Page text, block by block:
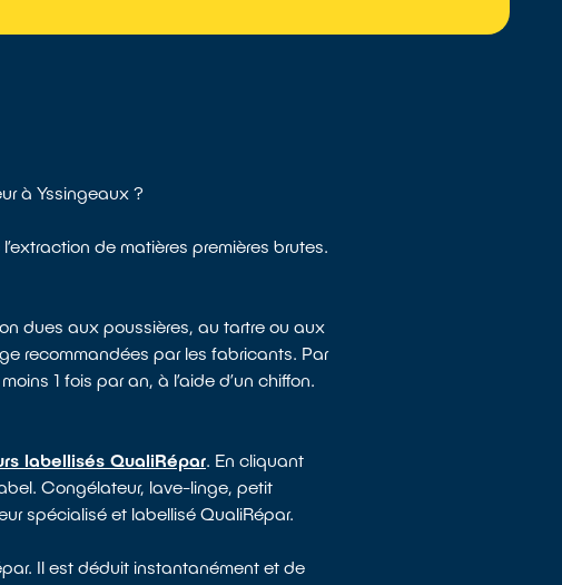
à Yssingeaux ?
de matières premières brutes.
dues aux poussières, au tartre ou aux
recommandées par les fabricants. Par
1 fois par an, à l’aide d’un chiffon.
labellisés QualiRépar. En cliquant
Congélateur, lave-linge, petit
spécialisé et labellisé QualiRépar.
Il est déduit instantanément et de